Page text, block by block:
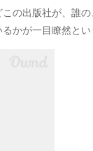
の出版社が、誰の
かが一目瞭然とい